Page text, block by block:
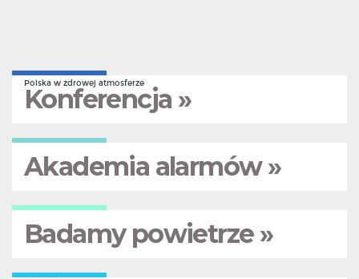
Polska w zdrowej atmosferze
Konferencja »
Akademia alarmów »
Badamy powietrze »